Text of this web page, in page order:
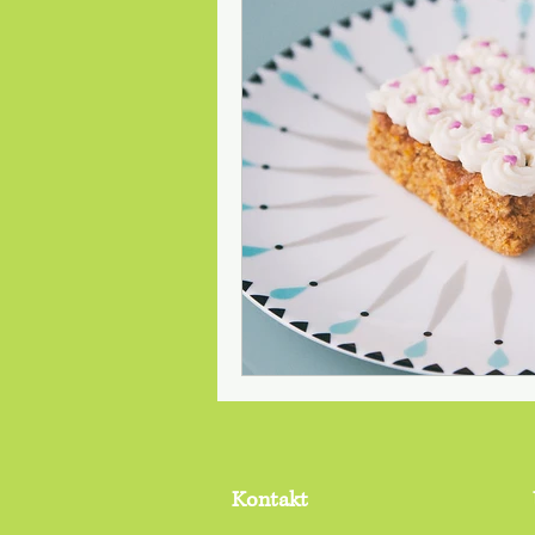
Safety first julkalender
Schwedische Natur
typisch Schwedisch synonyme
Kontakt